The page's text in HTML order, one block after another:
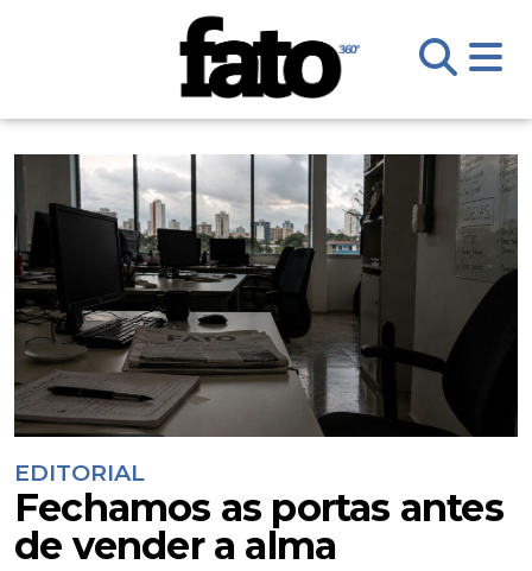
EDITORIAL
Fechamos as portas antes
de vender a alma